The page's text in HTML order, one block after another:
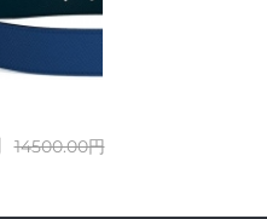
14500.00円